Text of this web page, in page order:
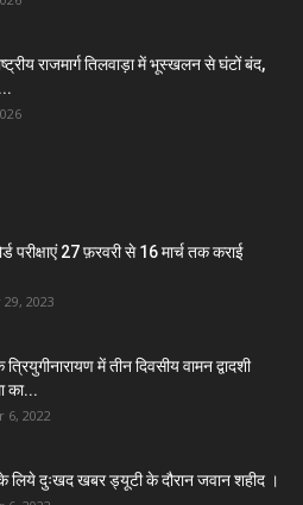
राजमार्ग तिलवाड़ा में भूस्खलन से घंटों बंद,
परीक्षाएं 27 फ़रवरी से 16 मार्च तक कराई
2023
में तीन दिवसीय वामन द्वादशी
का...
6, 2022
लिये दुःखद खबर ड्यूटी के दौरान जवान शहीद ।